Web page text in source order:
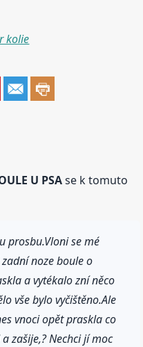
kolie
U PSAse k tomuto
prosbu.Vloni se mé
noze boule o
a vytékalo zní něco
vše bylo vyčištěno.Ale
vnoci opět praskla co
zašije,? Nechci jí moc